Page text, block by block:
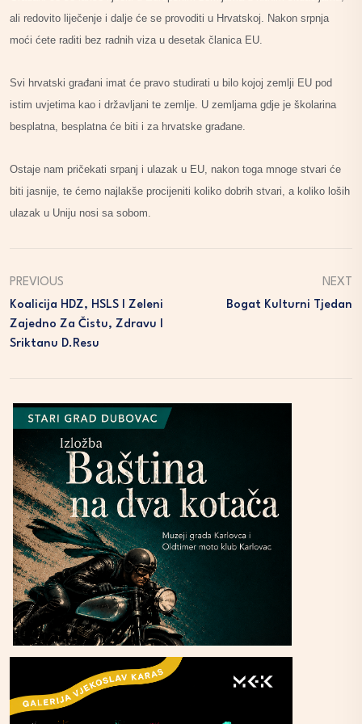
ali redovito liječenje i dalje će se provoditi u Hrvatskoj. Nakon srpnja
moći ćete raditi bez radnih viza u desetak članica EU.
Svi hrvatski građani imat će pravo studirati u bilo kojoj zemlji EU pod
istim uvjetima kao i državljani te zemlje. U zemljama gdje je školarina
besplatna, besplatna će biti i za hrvatske građane.
Ostaje nam pričekati srpanj i ulazak u EU, nakon toga mnoge stvari će
biti jasnije, te ćemo najlakše procijeniti koliko dobrih stvari, a koliko loših
ulazak u Uniju nosi sa sobom.
PREVIOUS
Koalicija HDZ, HSLS I Zeleni
Zajedno Za Čistu, Zdravu I
Sriktanu D.Resu
NEXT
Bogat Kulturni Tjedan